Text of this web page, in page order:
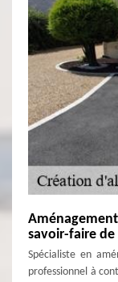
savoir-faire de
Spécialiste en
professionnel à